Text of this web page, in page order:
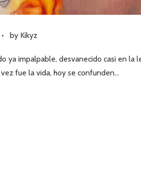
• by Kikyz
ya impalpable, desvanecido casi en la
fue la vida, hoy se confunden…